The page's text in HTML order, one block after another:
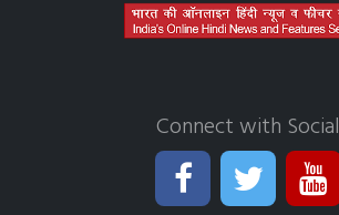
Connect with Social